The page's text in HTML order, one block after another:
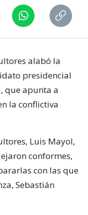
alabó la
presidencial
que apunta a
la conflictiva
Luis Mayol,
conformes,
con las que
Sebastián